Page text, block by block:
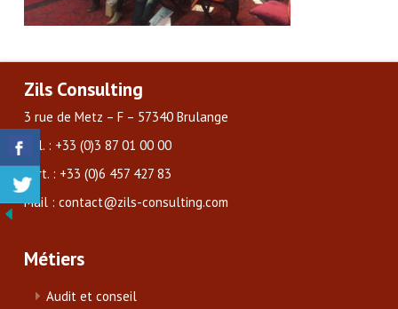
Zils Consulting
3 rue de Metz – F – 57340 Brulange
Tél. : +33 (0)3 87 01 00 00
Port. : +33 (0)6 457 427 83
Mail : contact@zils-consulting.com
Métiers
Audit et conseil